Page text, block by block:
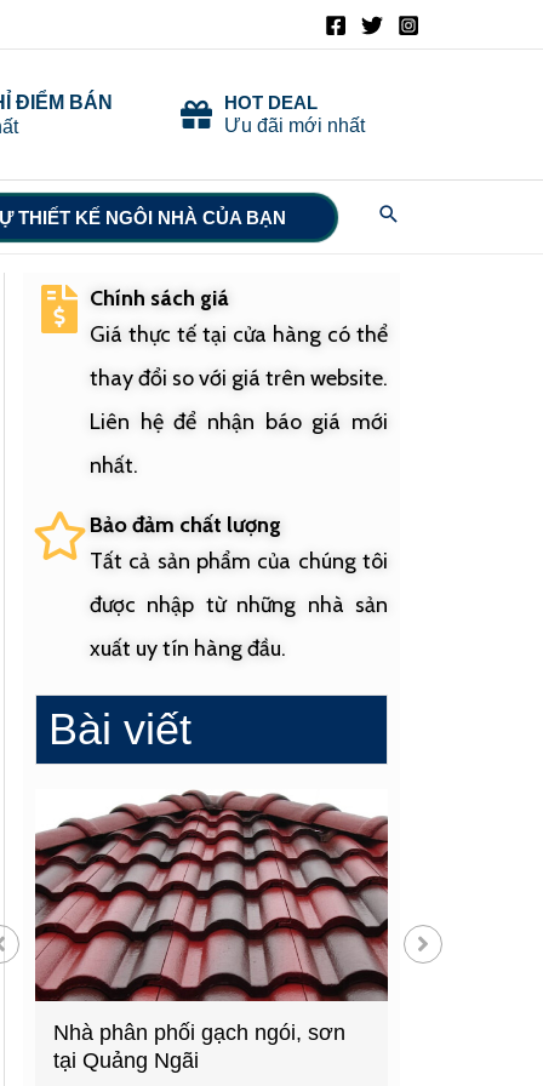
ĐIỂM BÁN
HOT DEAL
Ưu đãi mới nhất
THIẾT KẾ NGÔI NHÀ CỦA BẠN Search
Chính sách giá
Giá thực tế tại cửa hàng có thể
thay đổi so với giá trên website.
Liên hệ để nhận báo giá mới
nhất.
Bảo đảm chất lượng
Tất cả sản phẩm của chúng tôi
được nhập từ những nhà sản
xuất uy tín hàng đầu.
Bài viết
Nhà phân phối gạch ngói, sơn
tại Quảng Ngãi